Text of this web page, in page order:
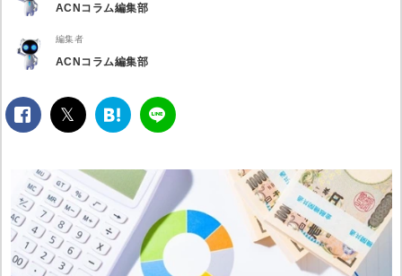
ACNコラム編集部
編集者
ACNコラム編集部
facebook
twitterは
ブ
ッ
ク
マ
ー
ク
LINE